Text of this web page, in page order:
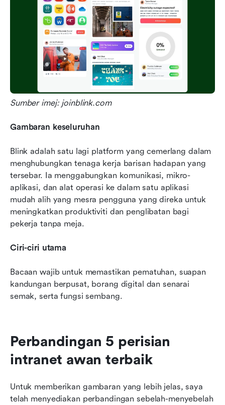
Sumber imej: joinblink.com
Gambaran keseluruhan
Blink adalah satu lagi platform yang cemerlang dalam
menghubungkan tenaga kerja barisan hadapan yang
tersebar. Ia menggabungkan komunikasi, mikro-
aplikasi, dan alat operasi ke dalam satu aplikasi
mudah alih yang mesra pengguna yang direka untuk
meningkatkan produktiviti dan penglibatan bagi
pekerja tanpa meja.
Ciri-ciri utama
Bacaan wajib untuk memastikan pematuhan, suapan
kandungan berpusat, borang digital dan senarai
semak, serta fungsi sembang.
Perbandingan 5 perisian
intranet awan terbaik
Untuk memberikan gambaran yang lebih jelas, saya
telah menyediakan perbandingan sebelah-menyebelah